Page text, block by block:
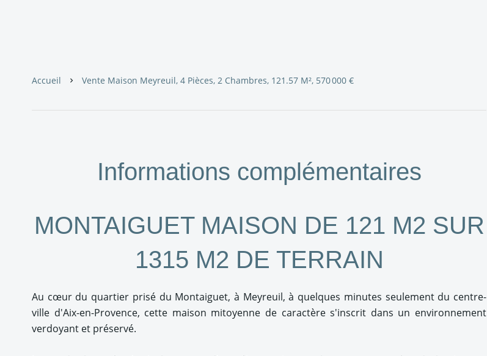
Accueil Vente Maison Meyreuil, 4 Pièces, 2 Chambres, 121.57 M², 570 000 €
Informations complémentaires
MONTAIGUET MAISON DE 121 M2 SUR
1315 M2 DE TERRAIN
Au cœur du quartier prisé du Montaiguet, à Meyreuil, à quelques minutes seulement du centre-
ville d'Aix-en-Provence, cette maison mitoyenne de caractère s'inscrit dans un environnement
verdoyant et préservé.